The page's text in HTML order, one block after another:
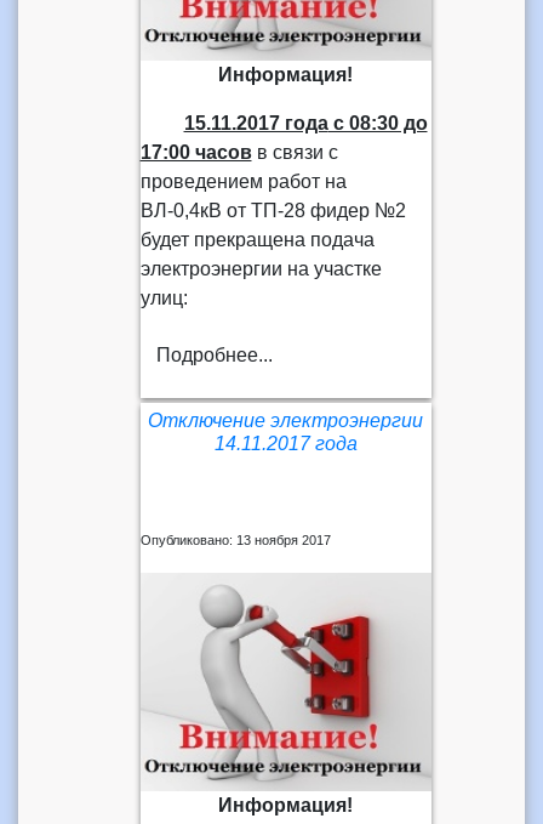
Информация!
15.11.2017 годас 08:30 до
17:00 часовв связи с
проведением работ на
ВЛ-0,4кВ от ТП-28 фидер №2
будет прекращена подача
электроэнергии на участке
улиц:
Подробнее...
Отключение электроэнергии
14.11.2017 года
Опубликовано: 13 ноября 2017
Информация!